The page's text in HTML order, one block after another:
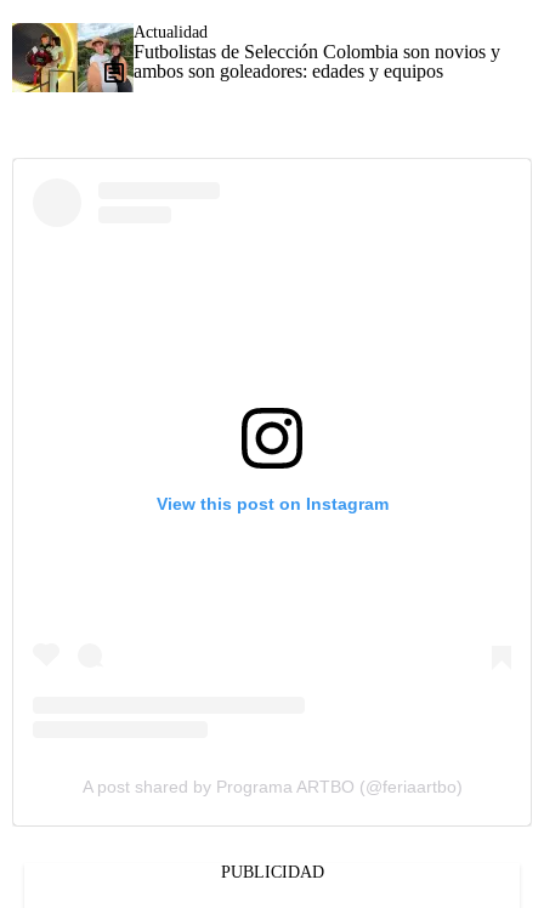
Actualidad
Futbolistas de Selección Colombia son novios y
ambos son goleadores: edades y equipos
View this post on Instagram
A post shared by Programa ARTBO (@feriaartbo)
PUBLICIDAD